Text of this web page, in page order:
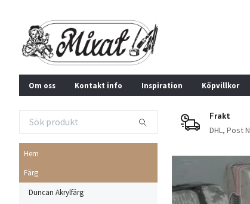
Om oss Kontakt info Inspiration Köpvillkor
Hem
Färg
Duncan Akrylfärg
Frakt
DHL, Post